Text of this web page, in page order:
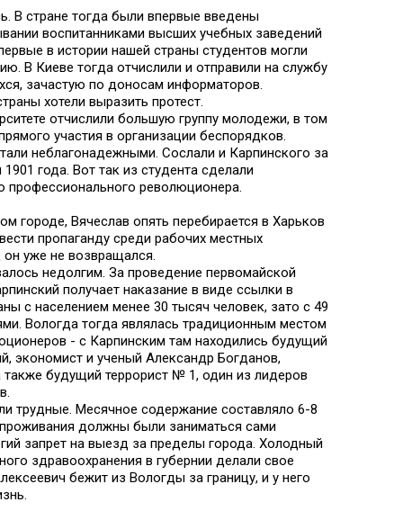
В стране тогда были впервые введены
воспитанниками высших учебных заведений
в истории нашей страны студентов могли
В Киеве тогда отчислили и отправили на службу
зачастую по доносам информаторов.
хотели выразить протест.
отчислили большую группу молодежи, в том
участия в организации беспорядков.
неблагонадежными. Сослали и Карпинского за
года. Вот так из студента сделали
профессионального революционера.
городе, Вячеслав опять перебирается в Харьков
пропаганду среди рабочих местных
уже не возвращался.
недолгим. За проведение первомайской
получает наказание в виде ссылки в
с населением менее 30 тысяч человек, зато с 49
Вологда тогда являлась традиционным местом
- с Карпинским там находились будущий
экономист и ученый Александр Богданов,
будущий террорист № 1, один из лидеров
трудные. Месячное содержание составляло 6-8
должны были заниматься сами
запрет на выезд за пределы города. Холодный
здравоохранения в губернии делали свое
бежит из Вологды за границу, и у него